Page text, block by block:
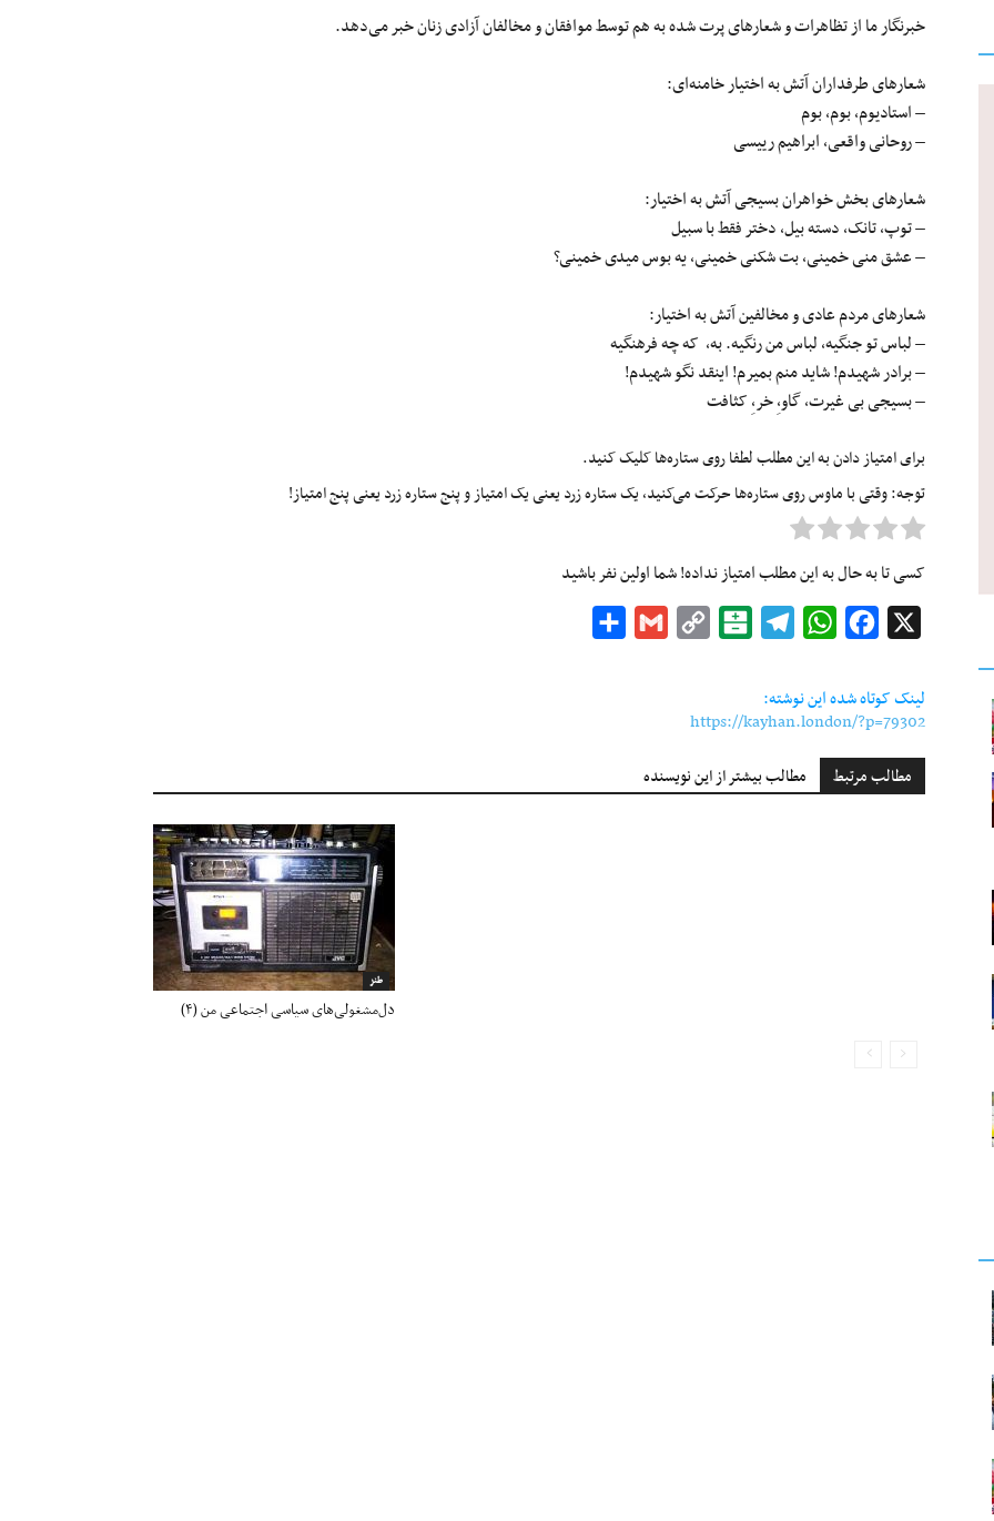
خبرنگار ما از تظاهرات و شعارهای پرت شده به هم توسط موافقان و مخالفان آزادی زنان خبر می‌دهد.
شعارهای طرفداران آتش به اختیار خامنه‌ای:
– استادیوم، بوم، بوم
– روحانی واقعی، ابراهیم رییسی
شعارهای بخش خواهران بسیجی آتش به اختیار:
– توپ، تانک، دسته بیل، دختر فقط با سبیل
– عشق منی خمینی، بت ‏شکنی خمینی، یه بوس میدی خمینی؟
شعارهای مردم عادی و مخالفین آتش به اختیار:
– لباس تو جنگیه، لباس من رنگیه. به، که چه فرهنگیه
– برادر شهیدم! شاید منم بمیرم! اینقد نگو شهیدم!
– بسیجی بی غیرت، گاو،ِ خر،ِ کثافت
برای امتیاز دادن به این مطلب لطفا روی ستاره‌ها کلیک کنید.
توجه: وقتی با ماوس روی ستاره‌ها حرکت می‌کنید، یک ستاره زرد یعنی یک امتیاز و پنج ستاره زرد یعنی پنج امتیاز!
کسی تا به حال به این مطلب امتیاز نداده! شما اولین نفر باشید
Facebook
WhatsApp
Telegram
Balatarin
Copy
Gmail
لینک کوتاه شده این نوشته:
https://kayhan.london/?p=79302
مطالب مرتبط مطالب بیشتر از این نویسنده
طنز
دل‌مشغولی‌های سیاسی اجتماعی من (۴)